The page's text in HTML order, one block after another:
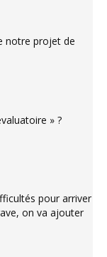
notre projet de
» ?
pour arriver
on va ajouter